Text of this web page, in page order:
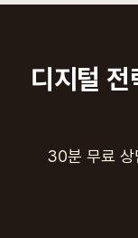
디지털
30분 무료 상